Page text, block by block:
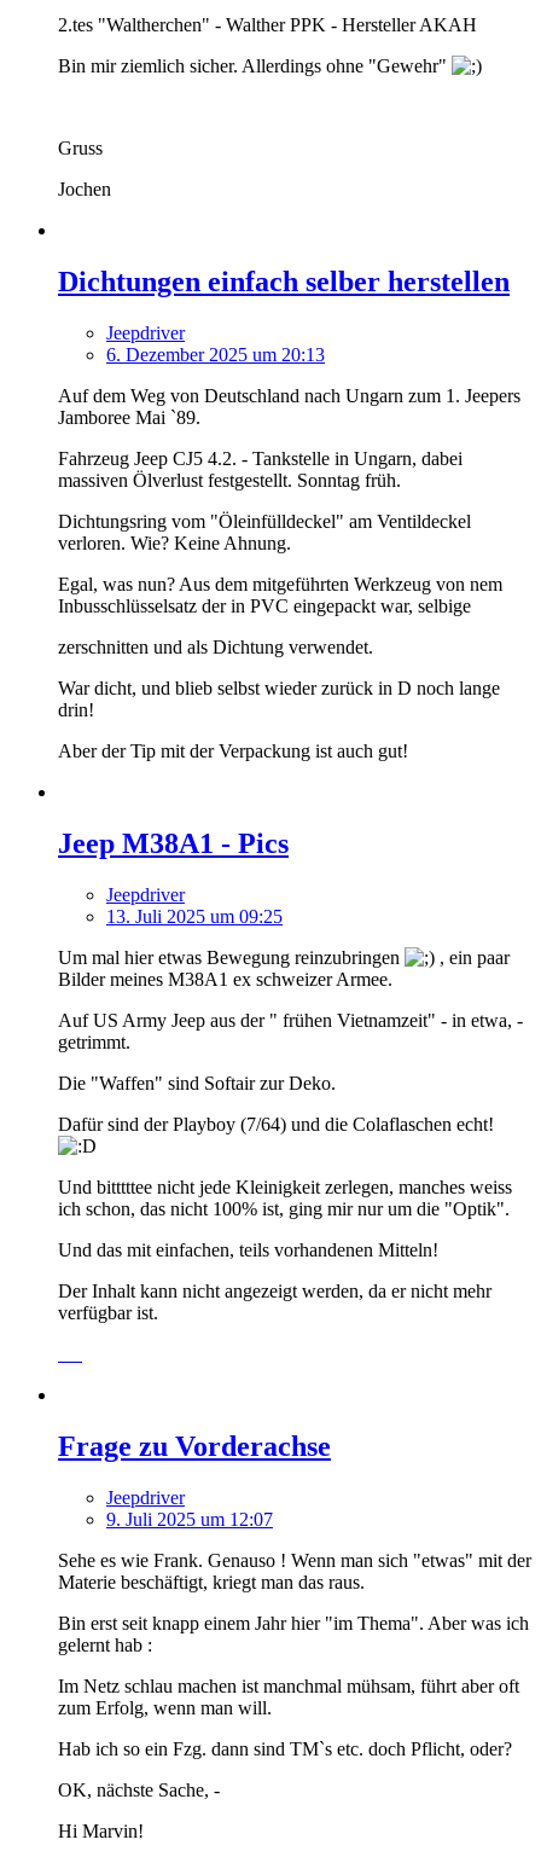
2.tes "Waltherchen" - Walther PPK - Hersteller AKAH
Bin mir ziemlich sicher. Allerdings ohne "Gewehr"
Gruss
Jochen
Dichtungen einfach selber herstellen
Jeepdriver
6. Dezember 2025 um 20:13
Auf dem Weg von Deutschland nach Ungarn zum 1. Jeepers
Jamboree Mai `89.
Fahrzeug Jeep CJ5 4.2. - Tankstelle in Ungarn, dabei
massiven Ölverlust festgestellt. Sonntag früh.
Dichtungsring vom "Öleinfülldeckel" am Ventildeckel
verloren. Wie? Keine Ahnung.
Egal, was nun? Aus dem mitgeführten Werkzeug von nem
Inbusschlüsselsatz der in PVC eingepackt war, selbige
zerschnitten und als Dichtung verwendet.
War dicht, und blieb selbst wieder zurück in D noch lange
drin!
Aber der Tip mit der Verpackung ist auch gut!
Jeep M38A1 - Pics
Jeepdriver
13. Juli 2025 um 09:25
Um mal hier etwas Bewegung reinzubringen
, ein paar
Bilder meines M38A1 ex schweizer Armee.
Auf US Army Jeep aus der " frühen Vietnamzeit" - in etwa, -
getrimmt.
Die "Waffen" sind Softair zur Deko.
Dafür sind der Playboy (7/64) und die Colaflaschen echt!
Und bitttttee nicht jede Kleinigkeit zerlegen, manches weiss
ich schon, das nicht 100% ist, ging mir nur um die "Optik".
Und das mit einfachen, teils vorhandenen Mitteln!
Der Inhalt kann nicht angezeigt werden, da er nicht mehr
verfügbar ist.
Frage zu Vorderachse
Jeepdriver
9. Juli 2025 um 12:07
Sehe es wie Frank. Genauso ! Wenn man sich "etwas" mit der
Materie beschäftigt, kriegt man das raus.
Bin erst seit knapp einem Jahr hier "im Thema". Aber was ich
gelernt hab :
Im Netz schlau machen ist manchmal mühsam, führt aber oft
zum Erfolg, wenn man will.
Hab ich so ein Fzg. dann sind TM`s etc. doch Pflicht, oder?
OK, nächste Sache, -
Hi Marvin!